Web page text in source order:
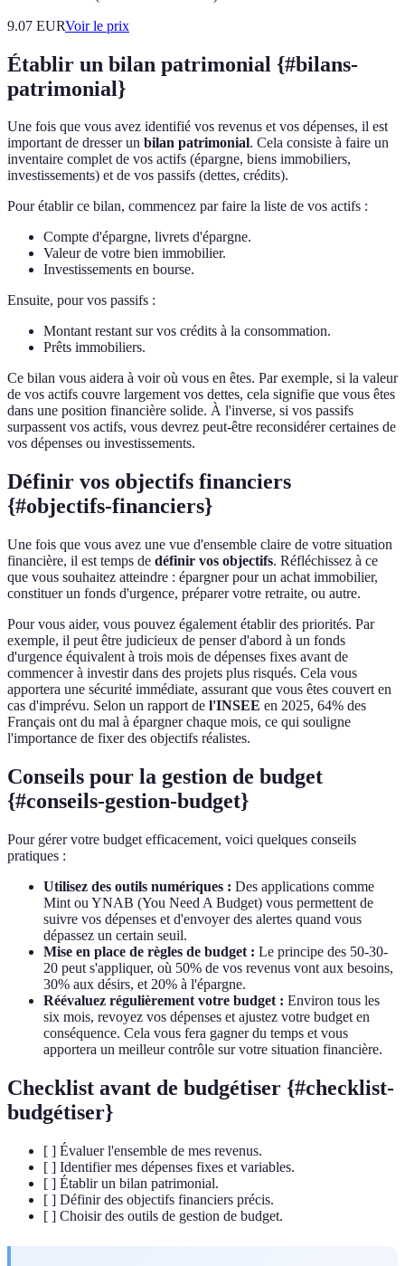
9.07 EURVoir le prix
Établir un bilan patrimonial {#bilans-
patrimonial}
Une fois que vous avez identifié vos revenus et vos dépenses, il est
important de dresser un bilan patrimonial. Cela consiste à faire un
inventaire complet de vos actifs (épargne, biens immobiliers,
investissements) et de vos passifs (dettes, crédits).
Pour établir ce bilan, commencez par faire la liste de vos actifs :
Compte d'épargne, livrets d'épargne.
Valeur de votre bien immobilier.
Investissements en bourse.
Ensuite, pour vos passifs :
Montant restant sur vos crédits à la consommation.
Prêts immobiliers.
Ce bilan vous aidera à voir où vous en êtes. Par exemple, si la valeur
de vos actifs couvre largement vos dettes, cela signifie que vous êtes
dans une position financière solide. À l'inverse, si vos passifs
surpassent vos actifs, vous devrez peut-être reconsidérer certaines de
vos dépenses ou investissements.
Définir vos objectifs financiers
{#objectifs-financiers}
Une fois que vous avez une vue d'ensemble claire de votre situation
financière, il est temps de définir vos objectifs. Réfléchissez à ce
que vous souhaitez atteindre : épargner pour un achat immobilier,
constituer un fonds d'urgence, préparer votre retraite, ou autre.
Pour vous aider, vous pouvez également établir des priorités. Par
exemple, il peut être judicieux de penser d'abord à un fonds
d'urgence équivalent à trois mois de dépenses fixes avant de
commencer à investir dans des projets plus risqués. Cela vous
apportera une sécurité immédiate, assurant que vous êtes couvert en
cas d'imprévu. Selon un rapport de l'INSEE en 2025, 64% des
Français ont du mal à épargner chaque mois, ce qui souligne
l'importance de fixer des objectifs réalistes.
Conseils pour la gestion de budget
{#conseils-gestion-budget}
Pour gérer votre budget efficacement, voici quelques conseils
pratiques :
Utilisez des outils numériques : Des applications comme
Mint ou YNAB (You Need A Budget) vous permettent de
suivre vos dépenses et d'envoyer des alertes quand vous
dépassez un certain seuil.
Mise en place de règles de budget : Le principe des 50-30-
20 peut s'appliquer, où 50% de vos revenus vont aux besoins,
30% aux désirs, et 20% à l'épargne.
Réévaluez régulièrement votre budget : Environ tous les
six mois, revoyez vos dépenses et ajustez votre budget en
conséquence. Cela vous fera gagner du temps et vous
apportera un meilleur contrôle sur votre situation financière.
Checklist avant de budgétiser {#checklist-
budgétiser}
[ ] Évaluer l'ensemble de mes revenus.
[ ] Identifier mes dépenses fixes et variables.
[ ] Établir un bilan patrimonial.
[ ] Définir des objectifs financiers précis.
[ ] Choisir des outils de gestion de budget.